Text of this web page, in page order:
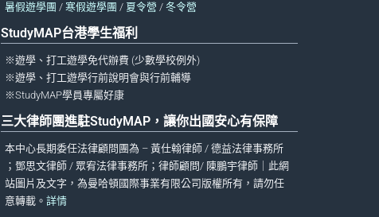
暑假遊學團 / 寒假遊學團 / 夏令營 / 冬令營
StudyMAP台港學生福利
※遊學、打工遊學免代辦費 (少數學校例外)
※遊學、打工遊學行前說明會與行前輔導
※StudyMAP學員專屬好康
三大律師團進駐StudyMAP，讓你出國安心有保障
本中心長期委任法律顧問團為 – 黃仕翰律師 / 德益法律事務所
；鄧思文律師 / 眾宥法律事務所；律師顧問/ 陳鵬宇律師｜此網
站圖片及文字，為曼哈頓國際事業有限公司版權所有，請勿任
意轉載。 詳情